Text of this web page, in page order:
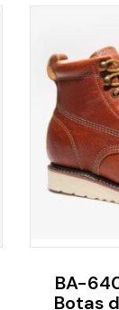
BA-
Botas